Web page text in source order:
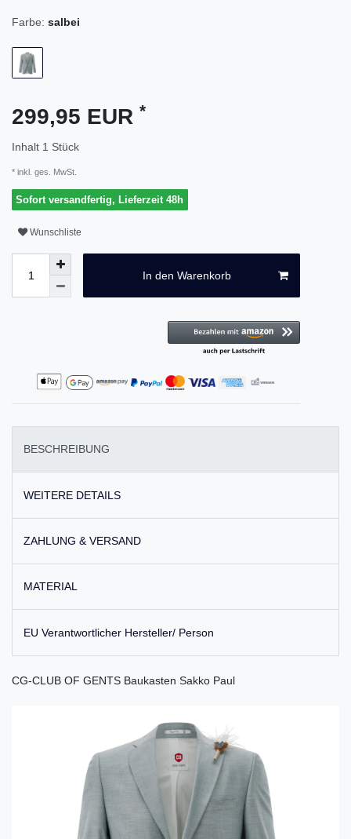
Farbe: salbei
299,95 EUR *
Inhalt 1 Stück
* inkl. ges. MwSt.
Sofort versandfertig, Lieferzeit 48h
Wunschliste
In den Warenkorb
BESCHREIBUNG
WEITERE DETAILS
ZAHLUNG & VERSAND
MATERIAL
EU Verantwortlicher Hersteller/ Person
CG-CLUB OF GENTS Baukasten Sakko Paul